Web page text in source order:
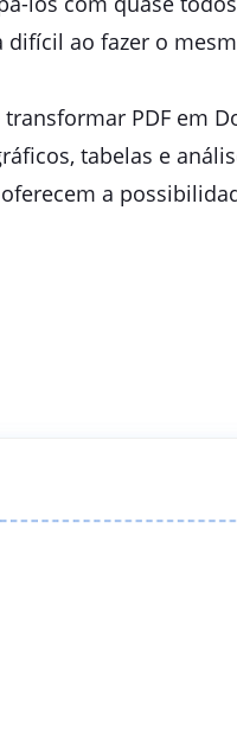
difícil ao fazer o
transformar PDF em
tabelas e
a